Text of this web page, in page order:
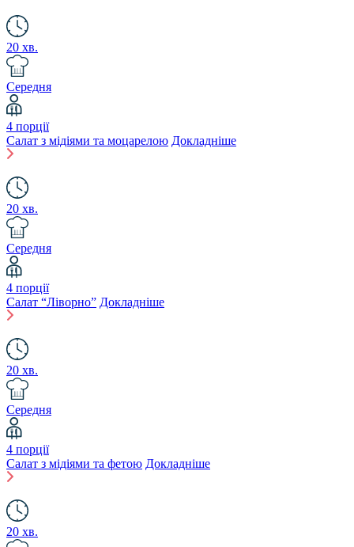
20 хв.
Середня
4 порції
Салат з мідіями та моцарелою Докладніше
20 хв.
Середня
4 порції
Салат “Ліворно” Докладніше
20 хв.
Середня
4 порції
Салат з мідіями та фетою Докладніше
20 хв.